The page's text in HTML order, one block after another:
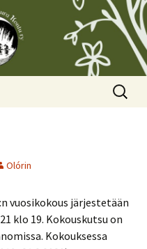
Haku:
Olórin
vuosikokous järjestetään
klo 19. Kokouskutsu on
Kokouksessa